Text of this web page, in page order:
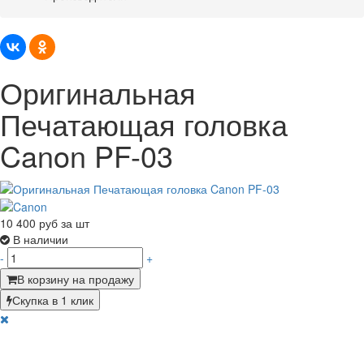
Оригинальная
Печатающая головка
Canon PF-03
10 400 руб за шт
В наличии
-
+
В корзину на продажу
Скупка в 1 клик